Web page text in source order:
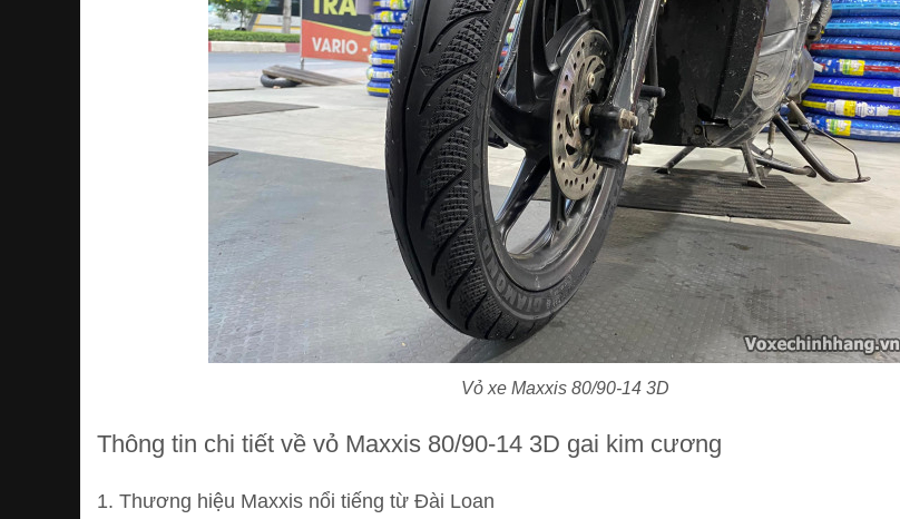
Vỏ xe Maxxis 80/90-14 3D
Thông tin chi tiết về vỏ Maxxis 80/90-14 3D gai kim cương
1. Thương hiệu Maxxis nổi tiếng từ Đài Loan